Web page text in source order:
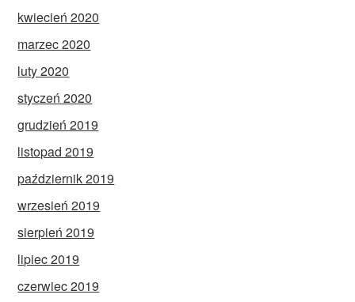
kwiecień 2020
marzec 2020
luty 2020
styczeń 2020
grudzień 2019
listopad 2019
październik 2019
wrzesień 2019
sierpień 2019
lipiec 2019
czerwiec 2019